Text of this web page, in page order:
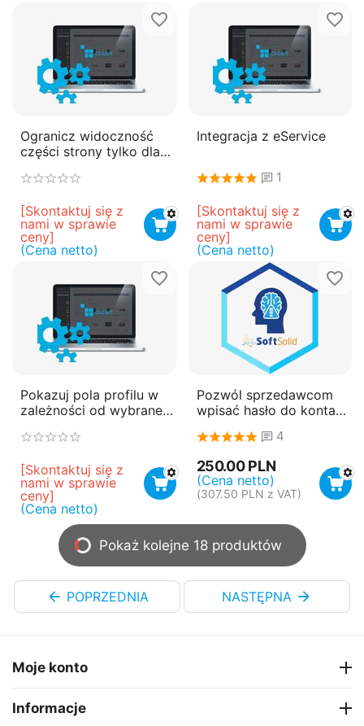
Ogranicz widoczność
części strony tylko dla
użytkowników
[Skontaktuj się z
nami w sprawie
ceny]
(Cena netto)
Integracja z eService
1
[Skontaktuj się z
nami w sprawie
ceny]
(Cena netto)
Pokazuj pola profilu w
zależności od wybranej
[Skontaktuj się z
nami w sprawie
ceny]
(Cena netto)
Pozwól sprzedawcom
wpisać hasło do konta
4
250.00 PLN
(Cena netto)
(307.50 PLN z VAT)
Pokaż kolejne 18 produktów
POPRZEDNIA NASTĘPNA
Moje konto
Informacje